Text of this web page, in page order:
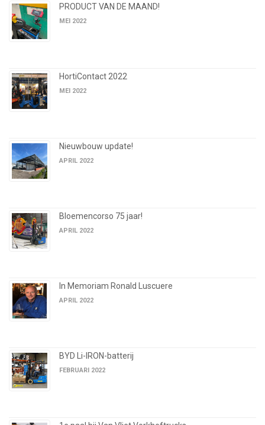
PRODUCT VAN DE MAAND!
MEI 2022
HortiContact 2022
MEI 2022
Nieuwbouw update!
APRIL 2022
Bloemencorso 75 jaar!
APRIL 2022
In Memoriam Ronald Luscuere
APRIL 2022
BYD Li-IRON-batterij
FEBRUARI 2022